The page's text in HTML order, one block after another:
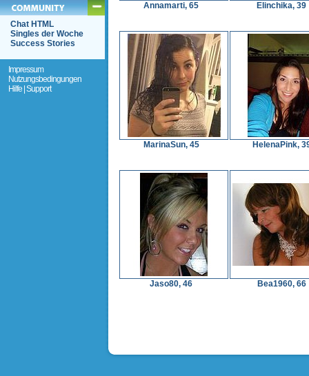
Chat HTML
Singles der Woche
Success Stories
Impressum
Nutzungsbedingungen
Hilfe | Support
Annamarti, 65 Elinchika, 39
MarinaSun, 45 HelenaPink,
Jaso80, 46 Bea1960, 66